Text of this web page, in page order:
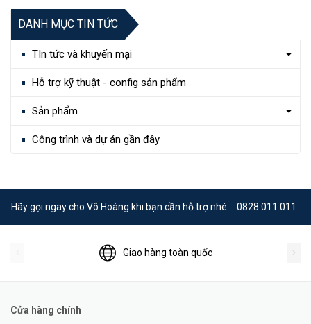
DANH MỤC TIN TỨC
TIn tức và khuyến mại
Hỗ trợ kỹ thuật - config sản phẩm
Sản phẩm
Công trình và dự án gần đây
Hãy gọi ngay cho Võ Hoàng khi bạn cần hỗ trợ nhé : 0828.011.011
Giao hàng toàn quốc
Cửa hàng chính